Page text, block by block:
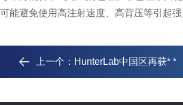
可能避免使用高注射速度、高背压等引起
上一个： HunterLab中国区再获* *